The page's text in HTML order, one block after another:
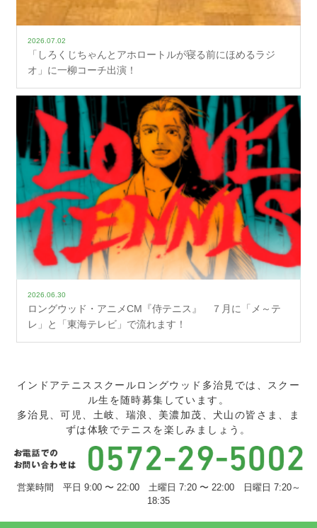
2026.07.02
「しろくじちゃんとアホロートルが寝る前にほめるラジ
オ」に一柳コーチ出演！
2026.06.30
ロングウッド・アニメCM『侍テニス』 ７月に「メ～テ
レ」と「東海テレビ」で流れます！
インドアテニススクールロングウッド多治見では、スクー
ル生を随時募集しています。
多治見、可児、土岐、瑞浪、美濃加茂、犬山の皆さま、ま
ずは体験でテニスを楽しみましょう。
営業時間 平日 9:00 〜 22:00 土曜日 7:20 〜 22:00 日曜日 7:20～
18:35